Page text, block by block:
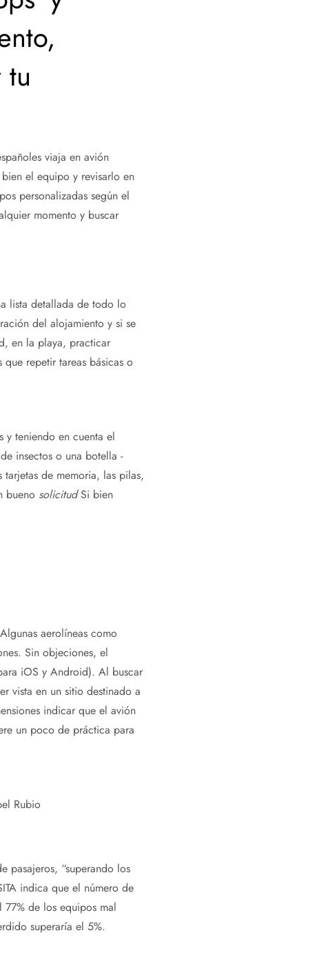
viaja en avión
el equipo y revisarlo en
personalizadas según el
momento y buscar
lista detallada de todo lo
del alojamiento y si se
en la playa, practicar
repetir tareas básicas o
teniendo en cuenta el
insectos o una botella -
de memoria, las pilas,
bueno solicitudSi bien
aerolíneas como
Sin objeciones, el
iOS y Android). Al buscar
vista en un sitio destinado a
indicar que el avión
un poco de práctica para
Rubio
pasajeros, “superando los
indica que el número de
de los equipos mal
superaría el 5%.